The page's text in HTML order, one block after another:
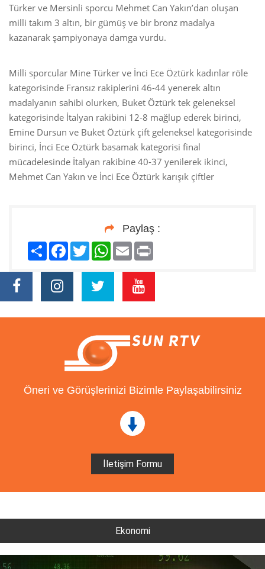
Türker ve Mersinli sporcu Mehmet Can Yakın’dan oluşan
milli takım 3 altın, bir gümüş ve bir bronz madalya
kazanarak şampiyonaya damga vurdu.
Milli sporcular Mine Türker ve İnci Ece Öztürk kadınlar röle
kategorisinde Fransız rakiplerini 46-44 yenerek altın
madalyanın sahibi olurken, Buket Öztürk tek geleneksel
kategorisinde İtalyan rakibini 12-8 mağlup ederek birinci,
Emine Dursun ve Buket Öztürk çift geleneksel kategorisinde
birinci, İnci Ece Öztürk basamak kategorisi final
mücadelesinde İtalyan rakibine 40-37 yenilerek ikinci,
Mehmet Can Yakın ve İnci Ece Öztürk karışık çiftler
Paylaş :
PaylaşFacebook
TwitterWhatsApp
Email
Öneri ve Görüşlerinizi Bizimle Paylaşabilirsiniz
İletişim Formu
Ekonomi